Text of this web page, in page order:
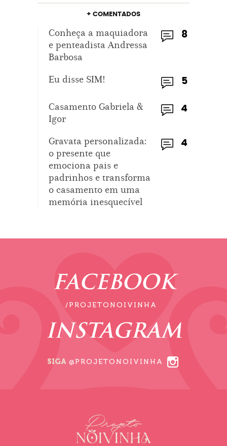
+ COMENTADOS
8
Conheça a maquiadora
e penteadista Andressa
Barbosa
5
Eu disse SIM!
4
Casamento Gabriela &
Igor
4
Gravata personalizada:
o presente que
emociona pais e
padrinhos e transforma
o casamento em uma
memória inesquecível
FACEBOOK
/PROJETONOIVINHA
INSTAGRAM
SIGA @PROJETONOIVINHA